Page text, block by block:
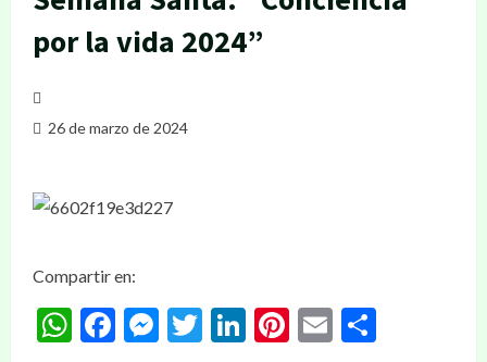
por la vida 2024”
26 de marzo de 2024
Compartir en:
WhatsApp
Facebook
Messenger
Twitter
LinkedIn
Pinterest
Email